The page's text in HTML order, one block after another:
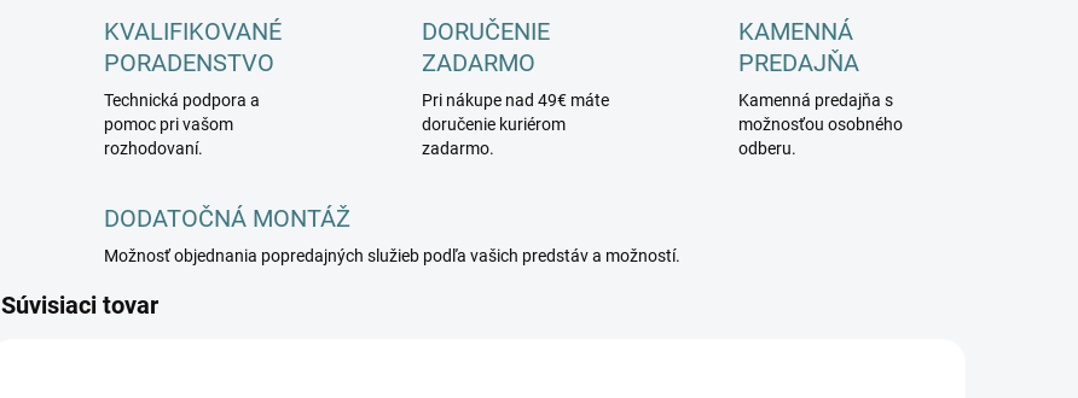
KVALIFIKOVANÉ
PORADENSTVO
Technická podpora a
pomoc pri vašom
rozhodovaní.
DORUČENIE
ZADARMO
Pri nákupe nad 49€ máte
doručenie kuriérom
zadarmo.
KAMENNÁ
PREDAJŇA
Kamenná predajňa s
možnosťou osobného
odberu.
DODATOČNÁ MONTÁŽ
Možnosť objednania popredajných služieb podľa vašich predstáv a možností.
Súvisiaci tovar